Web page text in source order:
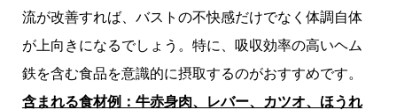
流が改善すれば、バストの不快感だけでなく体調自体
が上向きになるでしょう。特に、吸収効率の高いヘム
鉄を含む食品を意識的に摂取するのがおすすめです。
含まれる食材例：牛赤身肉、レバー、カツオ、ほうれ